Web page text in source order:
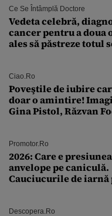
Ce Se Întâmplă Doctore
Vedeta celebră,
cancer pentru a doua
ales să păstreze totul
Ciao.ro
Poveştile de iubire
doar o amintire!
Gina Pistol, Răzvan
Promotor.ro
2026: Care e
anvelope pe caniculă.
Cauciucurile de iarnă
Descopera.ro